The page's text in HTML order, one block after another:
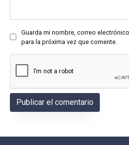
Guarda mi nombre, correo
para la próxima vez que comente.